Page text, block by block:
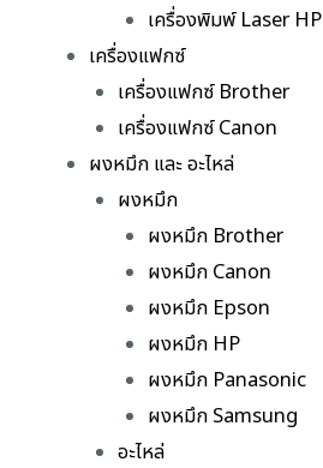
เครื่องพิมพ์ Laser HP
เครื่องแฟกซ์
เครื่องแฟกซ์ Brother
เครื่องแฟกซ์ Canon
ผงหมึก และ อะไหล่
ผงหมึก
ผงหมึก Brother
ผงหมึก Canon
ผงหมึก Epson
ผงหมึก HP
ผงหมึก Panasonic
ผงหมึก Samsung
อะไหล่